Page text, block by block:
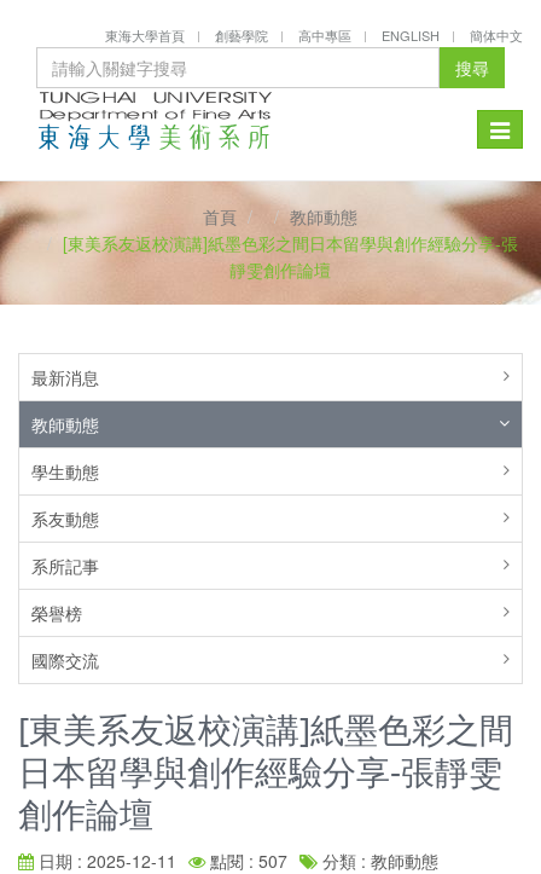
東海大學首頁 創藝學院 高中專區 ENGLISH 簡体中文
搜尋
Toggle
首頁
教師動態
[東美系友返校演講]紙墨色彩之間日本留學與創作經驗分享-張
靜雯創作論壇
最新消息
教師動態
學生動態
系友動態
系所記事
榮譽榜
國際交流
[東美系友返校演講]紙墨色彩之間
日本留學與創作經驗分享-張靜雯
創作論壇
日期 : 2025-12-11 點閱 : 507
分類 : 教師動態